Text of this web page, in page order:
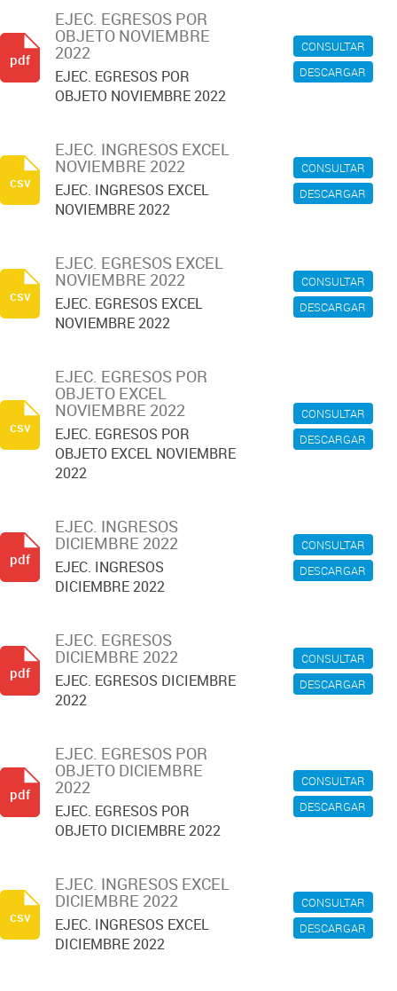
CONSULTAR
DESCARGAR
EJEC. EGRESOS POR
OBJETO NOVIEMBRE
2022
EJEC. EGRESOS POR
OBJETO NOVIEMBRE 2022
pdf
CONSULTAR
DESCARGAR
EJEC. INGRESOS EXCEL
NOVIEMBRE 2022
EJEC. INGRESOS EXCEL
NOVIEMBRE 2022
csv
CONSULTAR
DESCARGAR
EJEC. EGRESOS EXCEL
NOVIEMBRE 2022
EJEC. EGRESOS EXCEL
NOVIEMBRE 2022
csv
CONSULTAR
DESCARGAR
EJEC. EGRESOS POR
OBJETO EXCEL
NOVIEMBRE 2022
EJEC. EGRESOS POR
OBJETO EXCEL NOVIEMBRE
2022
csv
CONSULTAR
DESCARGAR
EJEC. INGRESOS
DICIEMBRE 2022
EJEC. INGRESOS
DICIEMBRE 2022
pdf
CONSULTAR
DESCARGAR
EJEC. EGRESOS
DICIEMBRE 2022
EJEC. EGRESOS DICIEMBRE
2022
pdf
CONSULTAR
DESCARGAR
EJEC. EGRESOS POR
OBJETO DICIEMBRE
2022
EJEC. EGRESOS POR
OBJETO DICIEMBRE 2022
pdf
CONSULTAR
DESCARGAR
EJEC. INGRESOS EXCEL
DICIEMBRE 2022
EJEC. INGRESOS EXCEL
DICIEMBRE 2022
csv